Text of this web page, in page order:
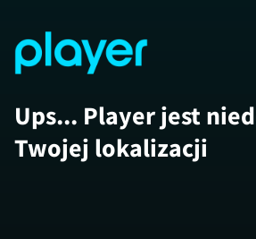
Ups... Player jest
Twojej lokalizacji